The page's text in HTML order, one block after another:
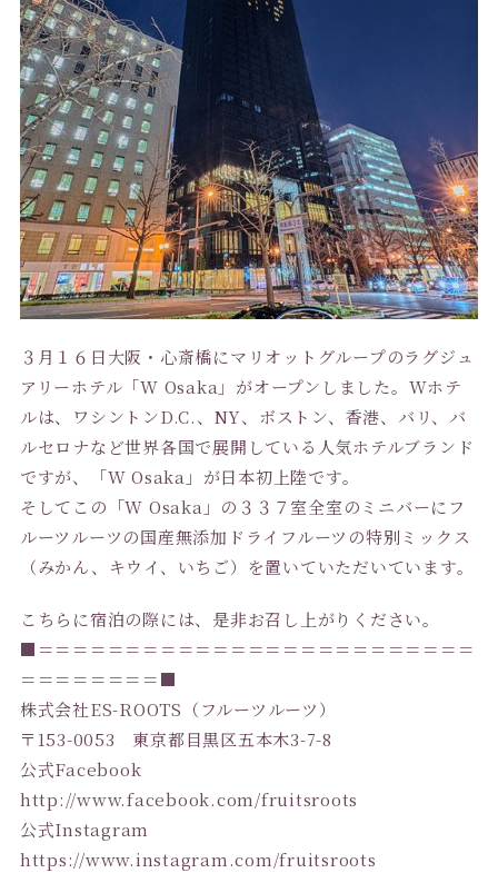
３月１６日大阪・心斎橋にマリオットグループのラグジュ
アリーホテル「W Osaka」がオープンしました。Wホテ
ルは、ワシントンD.C.、NY、ボストン、香港、バリ、バ
ルセロナなど世界各国で展開している人気ホテルブランド
ですが、「W Osaka」が日本初上陸です。
そしてこの「W Osaka」の３３７室全室のミニバーにフ
ルーツルーツの国産無添加ドライフルーツの特別ミックス
（みかん、キウイ、いちご）を置いていただいています。
こちらに宿泊の際には、是非お召し上がりください。
■＝＝＝＝＝＝＝＝＝＝＝＝＝＝＝＝＝＝＝＝＝＝＝＝＝
＝＝＝＝＝＝＝＝■
株式会社ES-ROOTS（フルーツルーツ）
〒153-0053 東京都目黒区五本木3-7-8
公式Facebook
http://www.facebook.com/fruitsroots
公式Instagram
https://www.instagram.com/fruitsroots